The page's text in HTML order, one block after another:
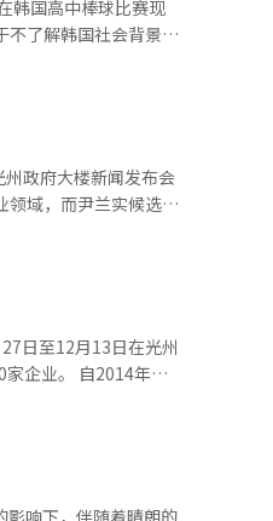
流发生变化，自本周
雨，高温天气将有所缓
达30至50毫米，累计
确定性，不排除副热
免费的法律咨询等多
尔、大邱、大田、光
生员工控告、举报事
代表律师
咨询和改造指导，以
了解韩国社会背景的
色彩的网络词汇，正
禅使用。 以“鳐
区“日刊Best收藏
特点进行地域羞辱。
”。 也正因如
视、偏见甚至暴力意
领域，而尹兰实候选人
席。光州市将向市议会
副市长。 光州市副市
工智能（AI）系统翻译